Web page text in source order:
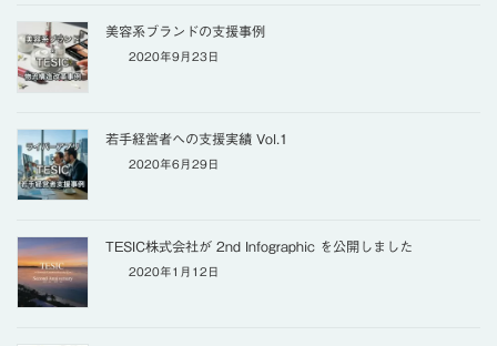
美容系ブランドの支援事例
2020年9月23日
若手経営者への支援実績 Vol.1
2020年6月29日
TESIC株式会社が 2nd Infographic を公開しました
2020年1月12日